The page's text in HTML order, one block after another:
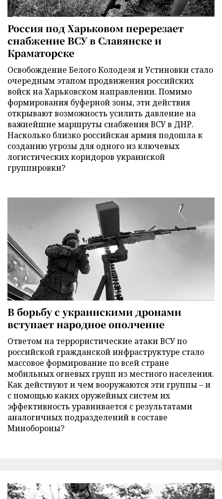
Россия под Харьковом перерезает
снабжение ВСУ в Славянске и
Краматорске
Освобождение Белого Колодезя и Устиновки стало
очередным этапом продвижения российских
войск на Харьковском направлении. Помимо
формирования буферной зоны, эти действия
открывают возможность усилить давление на
важнейшие маршруты снабжения ВСУ в ДНР.
Насколько близко российская армия подошла к
созданию угрозы для одного из ключевых
логистических коридоров украинской
группировки?
В борьбу с украинскими дронами
вступает народное ополчение
Ответом на террористические атаки ВСУ по
российской гражданской инфраструктуре стало
массовое формирование по всей стране
мобильных огневых групп из местного населения.
Как действуют и чем вооружаются эти группы – и
с помощью каких оружейных систем их
эффективность уравнивается с результатами
аналогичных подразделений в составе
Минобороны?